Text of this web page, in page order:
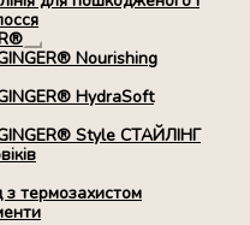
Розгорнуте
вкладене
меню
Nourishing
HydraSoft
Style СТАЙЛІНГ
термозахистом